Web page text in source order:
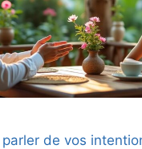
de vos